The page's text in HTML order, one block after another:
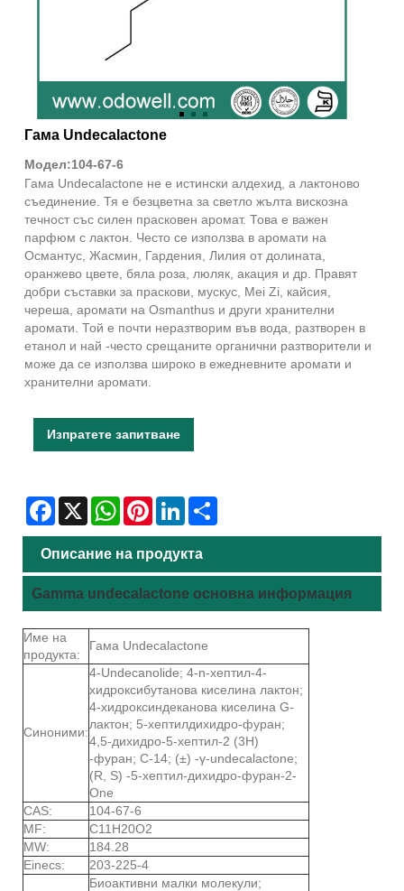
Гама Undecalactone
Модел:104-67-6
Гама Undecalactone не е истински алдехид, а лактоново
съединение. Тя е безцветна за светло жълта вискозна
течност със силен прасковен аромат. Това е важен
парфюм с лактон. Често се използва в аромати на
Османтус, Жасмин, Гардения, Лилия от долината,
оранжево цвете, бяла роза, люляк, акация и др. Правят
добри съставки за праскови, мускус, Mei Zi, кайсия,
череша, аромати на Osmanthus и други хранителни
аромати. Той е почти неразтворим във вода, разтворен в
етанол и най -често срещаните органични разтворители и
може да се използва широко в ежедневните аромати и
хранителни аромати.
Изпратете запитване
Facebook
X WhatsAppPinterestLinkedIn
Описание на продукта
Gamma undecalactone основна информация
Име на
продукта:
Гама Undecalactone
Синоними:
4-Undecanolide; 4-n-хептил-4-
хидроксибутанова киселина лактон;
4-хидроксиндеканова киселина G-
лактон; 5-хептилдихидро-фуран;
4,5-дихидро-5-хептил-2 (3H)
-фуран; C-14; (±) -γ-undecalactone;
(R, S) -5-хептил-дихидро-фуран-2-
One
CAS:
104-67-6
MF:
C11H20O2
MW:
184.28
Einecs:
203-225-4
Биоактивни малки молекули;